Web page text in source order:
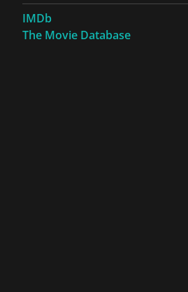
IMDb
The Movie Database